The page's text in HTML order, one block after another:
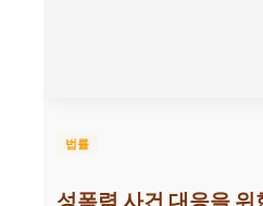
법률
성폭력 사건 대응을